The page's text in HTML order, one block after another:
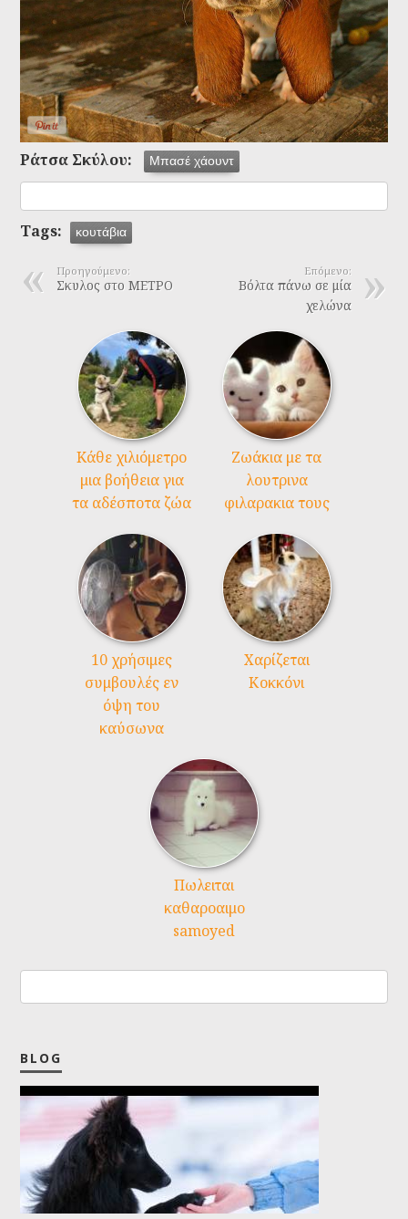
Ράτσα Σκύλου: Μπασέ χάουντ
Tags: κουτάβια
Επόμενο:
Βόλτα πάνω σε μία
χελώνα
Προηγούμενο:
Σκυλος στο ΜΕΤΡΟ
Kάθε χιλιόμετρο
μια βοήθεια για
τα αδέσποτα ζώα
Ζωάκια με τα
λουτρινα
φιλαρακια τους
10 χρήσιμες
συμβουλές εν
όψη του
καύσωνα
Χαρίζεται
Κοκκόνι
Πωλειται
καθαροαιμο
samoyed
BLOG